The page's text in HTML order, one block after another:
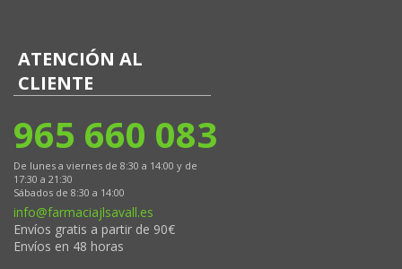
ATENCIÓN AL
CLIENTE
965 660 083
De lunes a viernes de 8:30 a 14:00 y de
17:30 a 21:30
Sábados de 8:30 a 14:00
info@farmaciajlsavall.es
Envíos gratis a partir de 90€
Envíos en 48 horas